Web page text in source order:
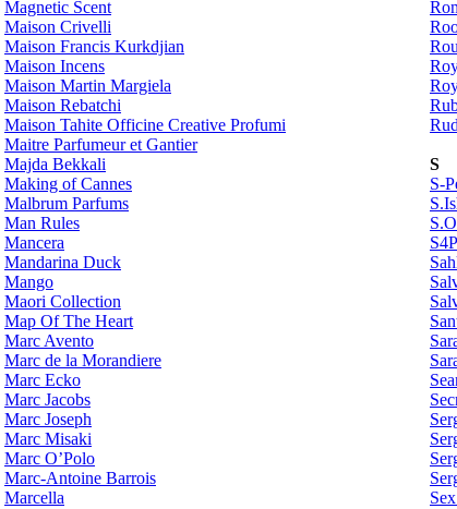
Magnetic Scent
Maison Crivelli
Maison Francis Kurkdjian
Maison Incens
Maison Martin Margiela
Maison Rebatchi
Maison Tahite Officine Creative Profumi
Maitre Parfumeur et Gantier
Majda Bekkali
Making of Cannes
Malbrum Parfums
Man Rules
Mancera
Mandarina Duck
Mango
Maori Collection
Map Of The Heart
Marc Avento
Marc de la Morandiere
Marc Ecko
Marc Jacobs
Marc Joseph
Marc Misaki
Marc O’Polo
Marc-Antoine Barrois
Marcella
S
S-
S4P